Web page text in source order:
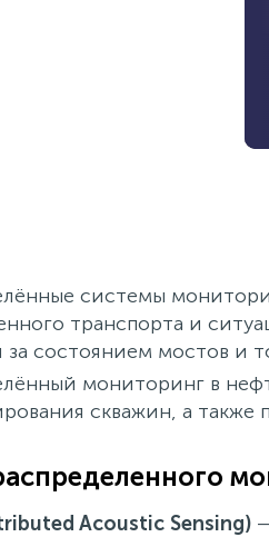
системы
транспорта и
за состоянием мостов и
мониторинг в
скважин, а
Acoustic Sensing)